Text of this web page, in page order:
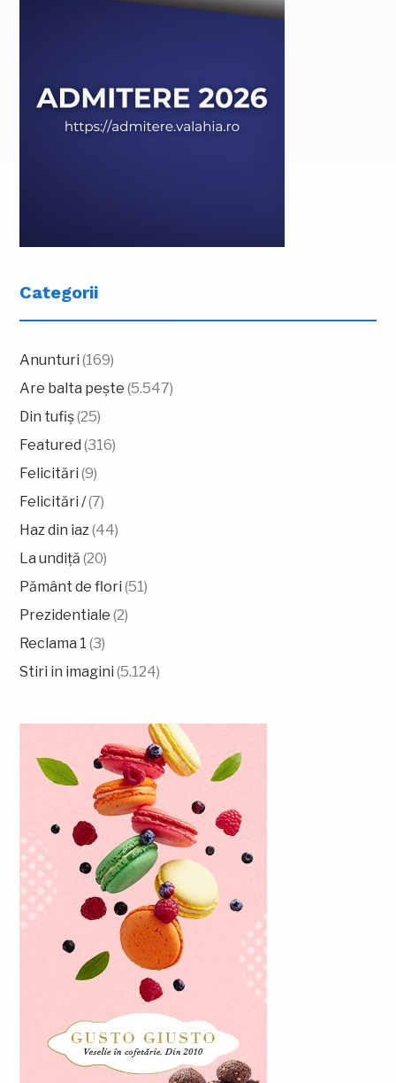
Categorii
Anunturi (169)
Are balta pește (5.547)
Din tufiș(25)
Featured (316)
Felicitări (9)
Felicitări /(7)
Haz din iaz(44)
La undiță (20)
Pământ de flori (51)
Prezidentiale (2)
Reclama 1 (3)
Stiri in imagini (5.124)